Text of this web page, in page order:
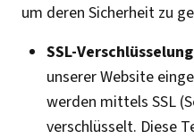
um deren Sicherheit zu
SSL-
unserer Website
werden mittels SSL
verschlüsselt. Diese